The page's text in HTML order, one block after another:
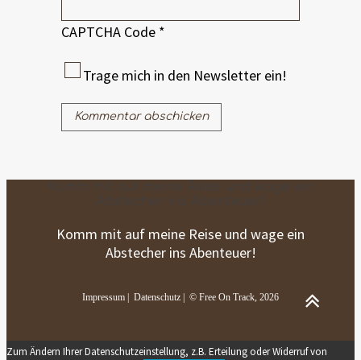
CAPTCHA Code *
Trage mich in den Newsletter ein!
Komm mit auf meine Reise und wage ein
Abstecher ins Abenteuer!
Impressum Datenschutz | © Free On Track, 2026
Zum Ändern Ihrer Datenschutzeinstellung, z.B. Erteilung oder Widerruf von